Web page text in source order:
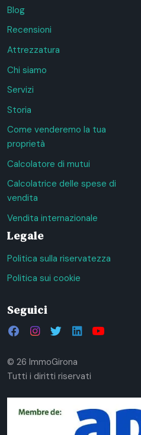
Blog
Recensioni
Attrezzatura
Chi siamo
Servizi
Storia
Come venderemo la tua
proprietà
Calcolatore di mutui
Calcolatrice delle spese di
vendita
Vendita internazionale
Legale
Politica sulla riservatezza
Politica sui cookie
Seguici
© 26 ImmoGirona
Tutti i diritti riservati